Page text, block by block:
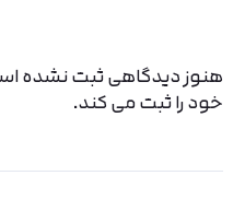
هنوز دیدگاهی ثبت نشده
خود را ثبت می کند.